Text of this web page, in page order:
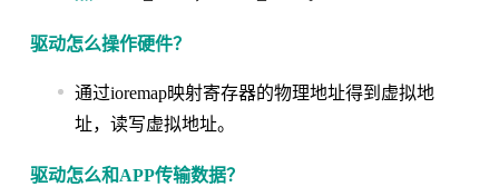
驱动怎么操作硬件？
通过ioremap映射寄存器的物理地址得到虚拟地
址，读写虚拟地址。
驱动怎么和APP传输数据？